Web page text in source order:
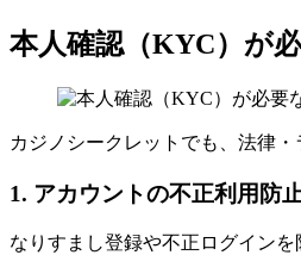
本人確認（KYC）が
カジノシークレットでも、法律
1. アカウントの不正利用防
なりすまし登録や不正ログイン